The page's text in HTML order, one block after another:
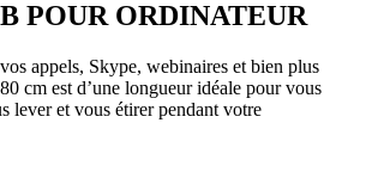
POUR ORDINATEUR
appels, Skype, webinaires et bien plus
cm est d’une longueur idéale pour vous
lever et vous étirer pendant votre